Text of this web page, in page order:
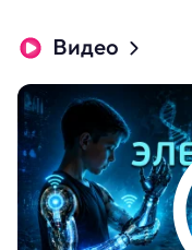
Видео